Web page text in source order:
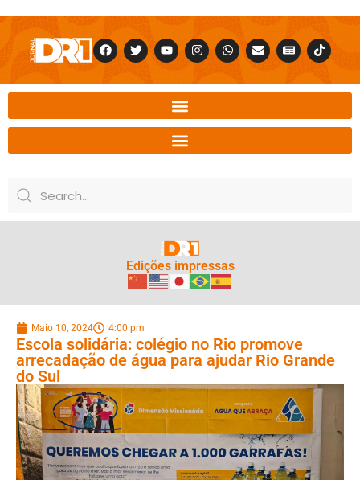
Edições impressas
Maio 10, 2024 4:00 pm
Escola solidária: colégio no Rio promove
arrecadação de água para ajudar Rio Grande
do Sul